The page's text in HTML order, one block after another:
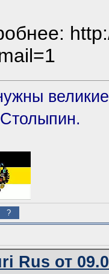
?
Rus от